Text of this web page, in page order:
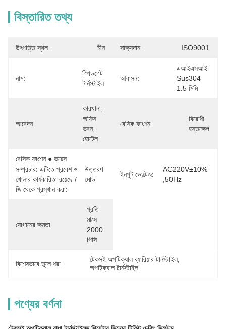
বিস্তারিত তথ্য
উৎপত্তি স্থল: চীন সাক্ষ্যদান: ISO9001
নাম:
স্পিডগেট
টার্নস্টাইল
আবাসন:
এআইএসআই
Sus304
1.5 মিমি
আবেদন:
কারখানা,
অফিস
ভবন,
হোটেল
বেসিক ফাংশন:
বিরোধী
হস্তক্ষেপ
বেসিক ফাংশন ● ভয়েস
সম্প্রচার: এটিতে প্রবেশ ও
খোলার কার্যকারিতা রয়েছে /
জি থেকে প্রস্থান করা:
উত্তরণ
মোড
ইনপুট ভোল্টেজ:
AC220V±10%
,50Hz
যোগানের ক্ষমতা:
প্রতি
মাসে
2000
পিসি
বিশেষভাবে তুলে ধরা:
টেকসই অপটিক্যাল ব্যারিয়ার টার্নস্টাইল
অপটিক্যাল টার্নস্টাইল
পণ্যের বর্ণনা